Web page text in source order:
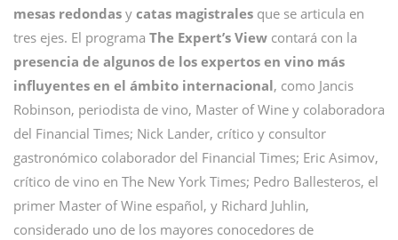
mesas redondas y catas magistrales que se articula en
tres ejes. El programa The Expert’s View contará con la
presencia de algunos de los expertos en vino más
influyentes en el ámbito internacional, como Jancis
Robinson, periodista de vino, Master of Wine y colaboradora
del Financial Times; Nick Lander, crítico y consultor
gastronómico colaborador del Financial Times; Eric Asimov,
crítico de vino en The New York Times; Pedro Ballesteros, el
primer Master of Wine español, y Richard Juhlin,
considerado uno de los mayores conocedores de